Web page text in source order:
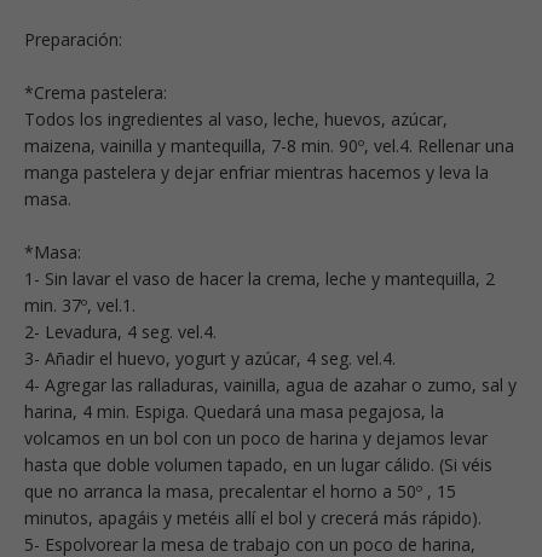
Preparación:
*Crema pastelera:
Todos los ingredientes al vaso, leche, huevos, azúcar,
maizena, vainilla y mantequilla, 7-8 min. 90º, vel.4. Rellenar una
manga pastelera y dejar enfriar mientras hacemos y leva la
masa.
*Masa:
1- Sin lavar el vaso de hacer la crema, leche y mantequilla, 2
min. 37º, vel.1.
2- Levadura, 4 seg. vel.4.
3- Añadir el huevo, yogurt y azúcar, 4 seg. vel.4.
4- Agregar las ralladuras, vainilla, agua de azahar o zumo, sal y
harina, 4 min. Espiga. Quedará una masa pegajosa, la
volcamos en un bol con un poco de harina y dejamos levar
hasta que doble volumen tapado, en un lugar cálido. (Si véis
que no arranca la masa, precalentar el horno a 50º , 15
minutos, apagáis y metéis allí el bol y crecerá más rápido).
5- Espolvorear la mesa de trabajo con un poco de harina,